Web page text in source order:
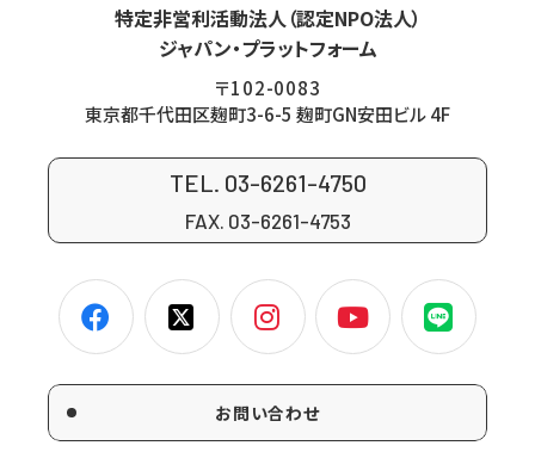
特定非営利活動法人（認定NPO法人）
ジャパン・プラットフォーム
〒102-0083
東京都千代田区麹町3-6-5 麹町GN安田ビル 4F
TEL. 03-6261-4750
FAX. 03-6261-4753
お問い合わせ